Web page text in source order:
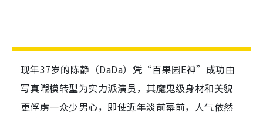
现年37岁的陈静（DaDa）凭“百果园E神”成功由
写真𡃁模转型为实力派演员，其魔鬼级身材和美貌
更俘虏一众少男心，即使近年淡前幕前，人气依然